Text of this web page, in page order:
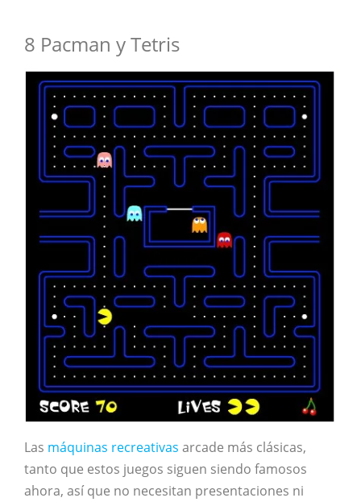
8 Pacman y Tetris
Las máquinas recreativas arcade más clásicas,
tanto que estos juegos siguen siendo famosos
ahora, así que no necesitan presentaciones ni